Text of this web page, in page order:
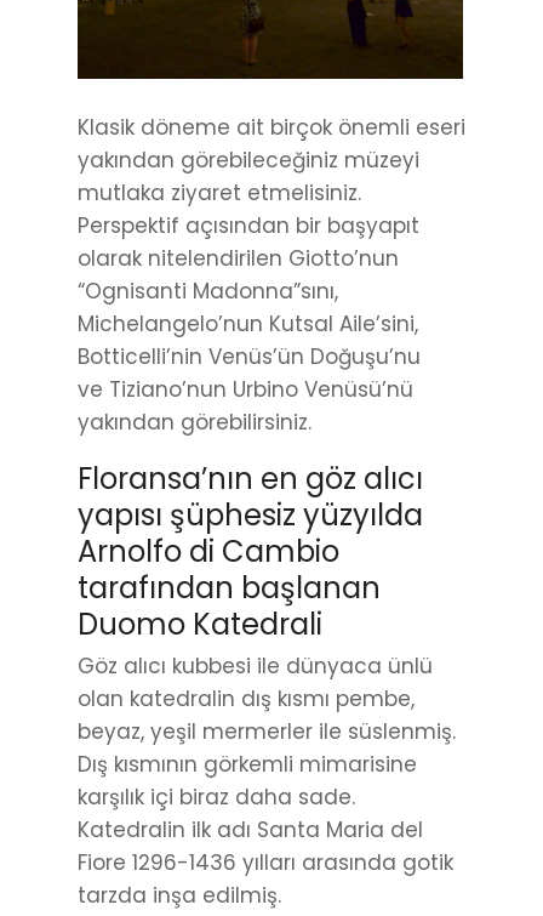
Klasik döneme ait birçok önemli eseri
yakından görebileceğiniz müzeyi
mutlaka ziyaret etmelisiniz.
Perspektif açısından bir başyapıt
olarak nitelendirilen Giotto’nun
“Ognisanti Madonna”sını,
Michelangelo’nun Kutsal Aile’sini,
Botticelli’nin Venüs’ün Doğuşu’nu
ve Tiziano’nun Urbino Venüsü’nü
yakından görebilirsiniz.
Floransa’nın en göz alıcı
yapısı şüphesiz yüzyılda
Arnolfo di Cambio
tarafından başlanan
Duomo Katedrali
Göz alıcı kubbesi ile dünyaca ünlü
olan katedralin dış kısmı pembe,
beyaz, yeşil mermerler ile süslenmiş.
Dış kısmının görkemli mimarisine
karşılık içi biraz daha sade.
Katedralin ilk adı Santa Maria del
Fiore 1296-1436 yılları arasında gotik
tarzda inşa edilmiş.